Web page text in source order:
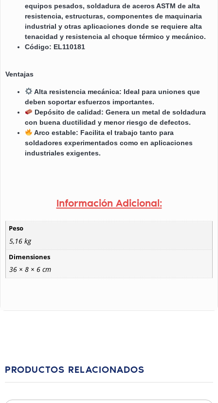
equipos pesados, soldadura de aceros ASTM de alta
resistencia, estructuras, componentes de maquinaria
industrial y otras aplicaciones donde se requiere alta
tenacidad y resistencia al choque térmico y mecánico.
Código: EL110181
Ventajas
Alta resistencia mecánica: Ideal para uniones que
deben soportar esfuerzos importantes.
Depósito de calidad: Genera un metal de soldadura
con buena ductilidad y menor riesgo de defectos.
Arco estable: Facilita el trabajo tanto para
soldadores experimentados como en aplicaciones
industriales exigentes.
Información Adicional:
Peso
5,16 kg
Dimensiones
36 × 8 × 6 cm
PRODUCTOS RELACIONADOS